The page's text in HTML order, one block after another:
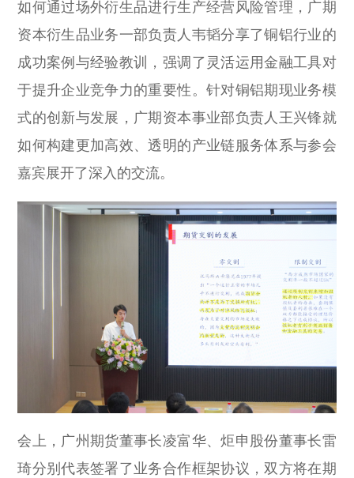
如何通过场外衍生品进行生产经营风险管理，广期
资本衍生品业务一部负责人韦韬分享了铜铝行业的
成功案例与经验教训，强调了灵活运用金融工具对
于提升企业竞争力的重要性。针对铜铝期现业务模
式的创新与发展，广期资本事业部负责人王兴锋就
如何构建更加高效、透明的产业链服务体系与参会
嘉宾展开了深入的交流。
会上，广州期货董事长凌富华、炬申股份董事长雷
琦分别代表签署了业务合作框架协议，双方将在期